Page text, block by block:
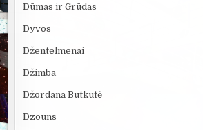
Dūmas ir Grūdas
Dyvos
Džentelmenai
Džimba
Džordana Butkutė
Dzouns